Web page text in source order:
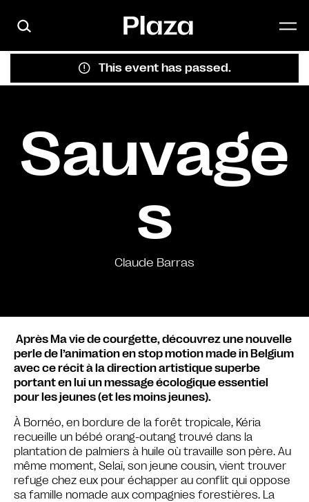
This event has passed.
Sauvage
s
Claude Barras
Après Ma vie de courgette, découvrez une nouvelle
perle de l’animation en stop motion made in Belgium
avec ce récit à la direction artistique superbe
portant en lui un message écologique essentiel
pour les jeunes (et les moins jeunes).
À Bornéo, en bordure de la forêt tropicale, Kéria
recueille un bébé orang-outang trouvé dans la
plantation de palmiers à huile où travaille son père. Au
même moment, Selaï, son jeune cousin, vient trouver
refuge chez eux pour échapper au conflit qui oppose
sa famille nomade aux compagnies forestières. La